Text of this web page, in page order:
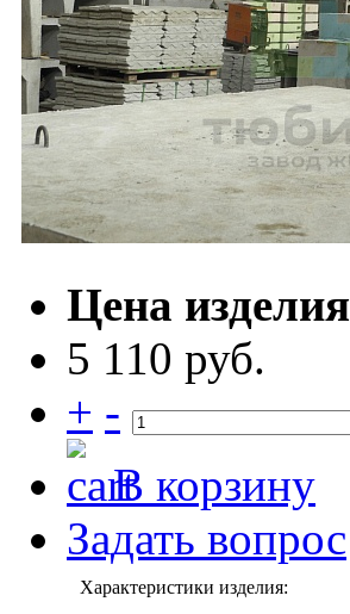
Цена изделия
5 110 руб.
+ -
В корзину
Задать вопрос
Характеристики изделия: